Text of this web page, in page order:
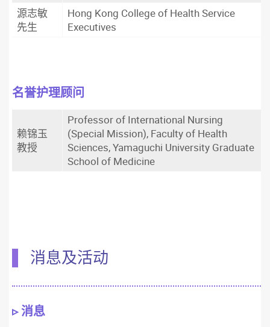
源志敏
先生
Hong Kong College of Health Service
Executives
名誉护理顾问
赖锦玉
教授
Professor of International Nursing
(Special Mission), Faculty of Health
Sciences, Yamaguchi University Graduate
School of Medicine
消息及活动
▹ 消息